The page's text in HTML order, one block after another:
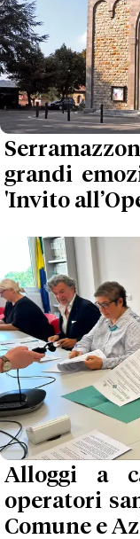
grandi
'Invito
Alloggi a
operatori
Comune e